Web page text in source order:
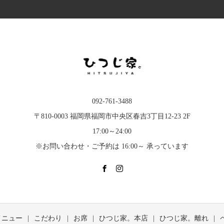
092-761-3488
〒810-0003 福岡県福岡市中央区春吉3丁目12-23 2F
17:00～24:00
※お問い合わせ・ご予約は 16:00～ 承っています
ニュー こだわり お席 ひつじ家。本店 ひつじ家。離れ